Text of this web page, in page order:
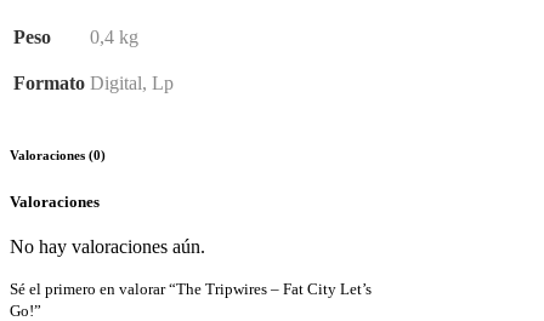
Peso 0,4 kg
Formato Digital, Lp
Valoraciones (0)
Valoraciones
No hay valoraciones aún.
Sé el primero en valorar “The Tripwires – Fat City Let’s
Go!”